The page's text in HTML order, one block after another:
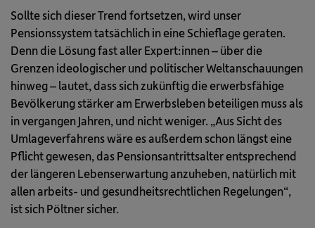
Sollte sich dieser Trend fortsetzen, wird unser
Pensionssystem tatsächlich in eine Schieflage geraten.
Denn die Lösung fast aller Expert:innen – über die
Grenzen ideologischer und politischer Weltanschauungen
hinweg – lautet, dass sich zukünftig die erwerbsfähige
Bevölkerung stärker am Erwerbsleben beteiligen muss als
in vergangen Jahren, und nicht weniger. „Aus Sicht des
Umlageverfahrens wäre es außerdem schon längst eine
Pflicht gewesen, das Pensionsantrittsalter entsprechend
der längeren Lebenserwartung anzuheben, natürlich mit
allen arbeits- und gesundheitsrechtlichen Regelungen“,
ist sich Pöltner sicher.